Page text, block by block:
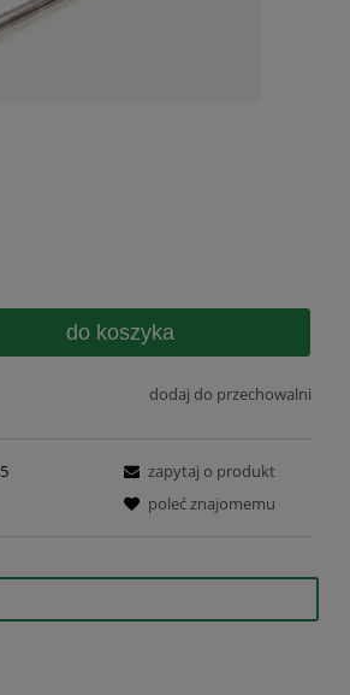
do koszyka
dodaj do przechowalni
zapytaj o produkt
poleć znajomemu